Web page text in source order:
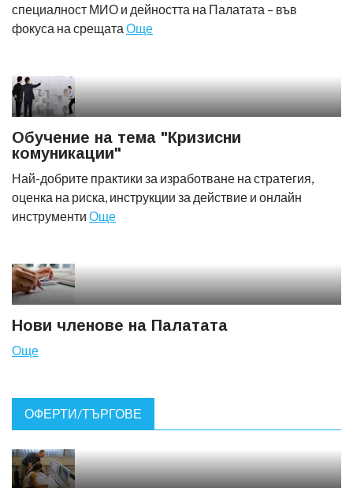
специалност МИО и дейността на Палатата – във
фокуса на срещата Още
Обучение на тема "Кризисни
комуникации"
Най-добрите практики за изработване на стратегия,
оценка на риска, инструкции за действие и онлайн
инструменти Още
Нови членове на Палатата
Още
ОФЕРТИ/ТЪРГОВЕ